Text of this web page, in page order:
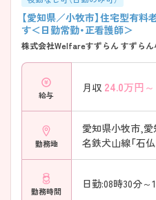
【愛知県／小牧市】住宅型有
す＜日勤常勤・正看護師＞
株式会社Welfareすずらん すずら
給与
月収 24.0万円～
勤務地
名鉄犬山線「石
勤務時間
日勤:08時30分～